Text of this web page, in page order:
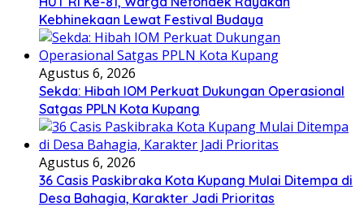
Kebhinekaan Lewat Festival Budaya
Agustus 6, 2026
Sekda: Hibah IOM Perkuat Dukungan Operasional
Satgas PPLN Kota Kupang
Agustus 6, 2026
36 Casis Paskibraka Kota Kupang Mulai Ditempa di
Desa Bahagia, Karakter Jadi Prioritas